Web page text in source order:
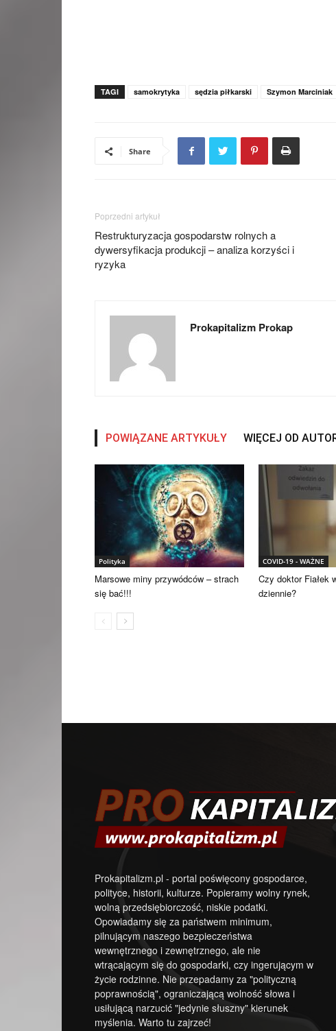
TAGI samokrytyka sędzia piłkarski Szymon Marciniak
Share
Poprzedni artykuł
Restrukturyzacja gospodarstw rolnych a
dywersyfikacja produkcji – analiza korzyści i
ryzyka
Prokapitalizm Prokap
POWIĄZANE ARTYKUŁY WIĘCEJ OD
Polityka
Marsowe miny przywódców – strach
się bać!!!
COVID-19 - WAŻNE
Czy doktor Fiałek
dziennie?
Prokapitalizm.pl - portal poświęcony gospodarce,
polityce, historii, kulturze. Popieramy wolny rynek,
wolną przedsiębiorczość, niskie podatki.
Opowiadamy się za państwem minimum,
pilnującym naszego bezpieczeństwa
wewnętrznego i zewnętrznego, ale nie
wtrącającym się do gospodarki, czy ingerującym w
życie rodzinne. Nie przepadamy za "polityczną
poprawnością", ograniczającą wolność słowa i
usiłującą narzucić "jedynie słuszny" kierunek
myślenia. Warto tu zajrzeć!